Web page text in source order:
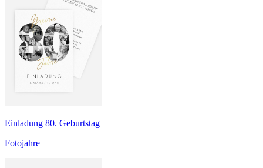
Einladung 80. Geburtstag
Fotojahre